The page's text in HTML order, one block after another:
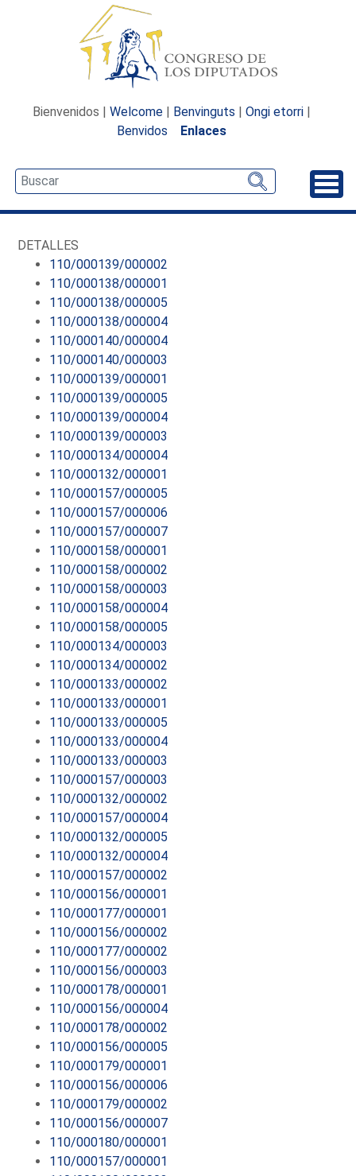
Bienvenidos | Welcome | Benvinguts | Ongi etorri |
Benvidos
Enlaces
DETALLES
110/000139/000002
110/000138/000001
110/000138/000005
110/000138/000004
110/000140/000004
110/000140/000003
110/000139/000001
110/000139/000005
110/000139/000004
110/000139/000003
110/000134/000004
110/000132/000001
110/000157/000005
110/000157/000006
110/000157/000007
110/000158/000001
110/000158/000002
110/000158/000003
110/000158/000004
110/000158/000005
110/000134/000003
110/000134/000002
110/000133/000002
110/000133/000001
110/000133/000005
110/000133/000004
110/000133/000003
110/000157/000003
110/000132/000002
110/000157/000004
110/000132/000005
110/000132/000004
110/000157/000002
110/000156/000001
110/000177/000001
110/000156/000002
110/000177/000002
110/000156/000003
110/000178/000001
110/000156/000004
110/000178/000002
110/000156/000005
110/000179/000001
110/000156/000006
110/000179/000002
110/000156/000007
110/000180/000001
110/000157/000001